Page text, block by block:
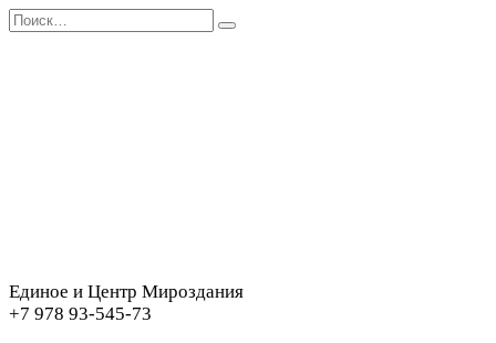
Перейти
Search
Единое и Центр Мироздания
+7 978 93-545-73